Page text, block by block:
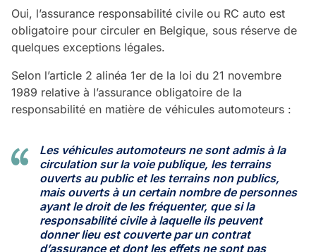
Oui, l’assurance responsabilité civile ou RC auto est
obligatoire pour circuler en Belgique, sous réserve de
quelques exceptions légales.
Selon l’article 2 alinéa 1er de la loi du 21 novembre
1989 relative à l’assurance obligatoire de la
responsabilité en matière de véhicules automoteurs :
Les véhicules automoteurs ne sont admis à la
circulation sur la voie publique, les terrains
ouverts au public et les terrains non publics,
mais ouverts à un certain nombre de personnes
ayant le droit de les fréquenter, que si la
responsabilité civile à laquelle ils peuvent
donner lieu est couverte par un contrat
d’assurance et dont les effets ne sont pas